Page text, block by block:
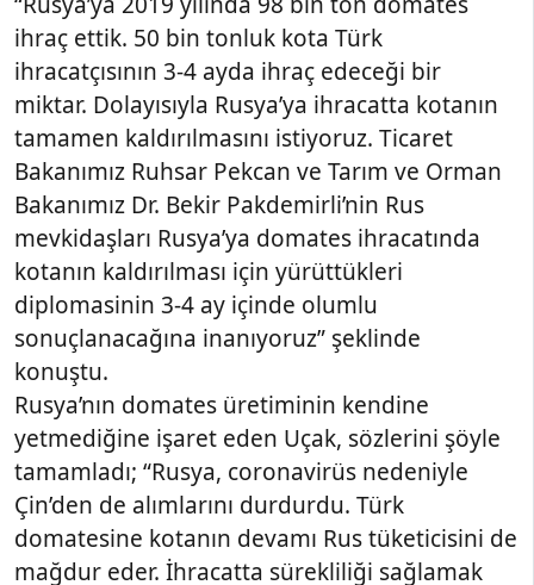
ihraç ettik. 50 bin tonluk kota Türk
ihracatçısının 3-4 ayda ihraç edeceği bir
miktar. Dolayısıyla Rusya’ya ihracatta kotanın
tamamen kaldırılmasını istiyoruz. Ticaret
Bakanımız Ruhsar Pekcan ve Tarım ve Orman
Bakanımız Dr. Bekir Pakdemirli’nin Rus
mevkidaşları Rusya’ya domates ihracatında
kotanın kaldırılması için yürüttükleri
diplomasinin 3-4 ay içinde olumlu
sonuçlanacağına inanıyoruz” şeklinde
konuştu.
Rusya’nın domates üretiminin kendine
yetmediğine işaret eden Uçak, sözlerini şöyle
tamamladı; “Rusya, coronavirüs nedeniyle
Çin’den de alımlarını durdurdu. Türk
domatesine kotanın devamı Rus tüketicisini de
mağdur eder. İhracatta sürekliliği sağlamak